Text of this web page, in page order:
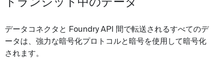
トランジット中のデータ
データコネクタと Foundry API 間で転送されるすべてのデ
ータは、強力な暗号化プロトコルと暗号を使用して暗号化
されます。